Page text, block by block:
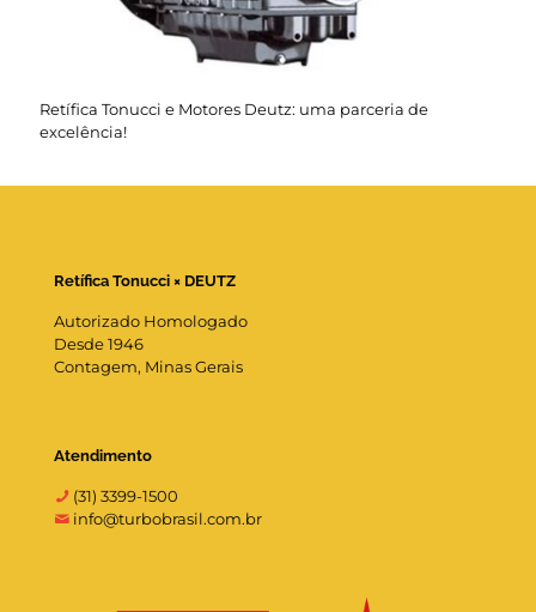
Retífica Tonucci e Motores Deutz: uma parceria de
excelência!
Retífica Tonucci × DEUTZ
Autorizado Homologado
Desde 1946
Contagem, Minas Gerais
Atendimento
(31) 3399-1500
info@turbobrasil.com.br